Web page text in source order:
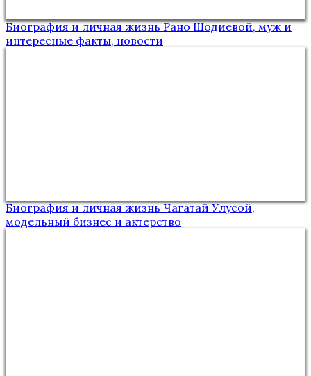
Биография и личная жизнь Рано Шодиевой, муж и
интересные факты, новости
Биография и личная жизнь Чагатай Улусой,
модельный бизнес и актерство